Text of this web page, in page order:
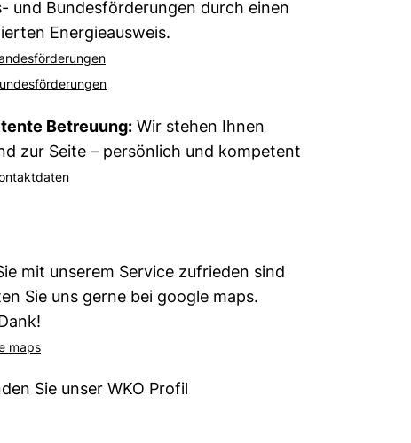
und Bundesförderungen durch einen
Energieausweis.
Betreuung: Wir stehen Ihnen
zur Seite – persönlich und kompetent
mit unserem Service zufrieden sind
Sie uns gerne bei google maps.
maps
Sie unser WKO Profil